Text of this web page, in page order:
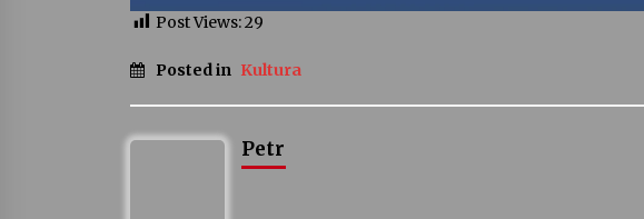
Post Views:29
Posted in Kultura
Petr